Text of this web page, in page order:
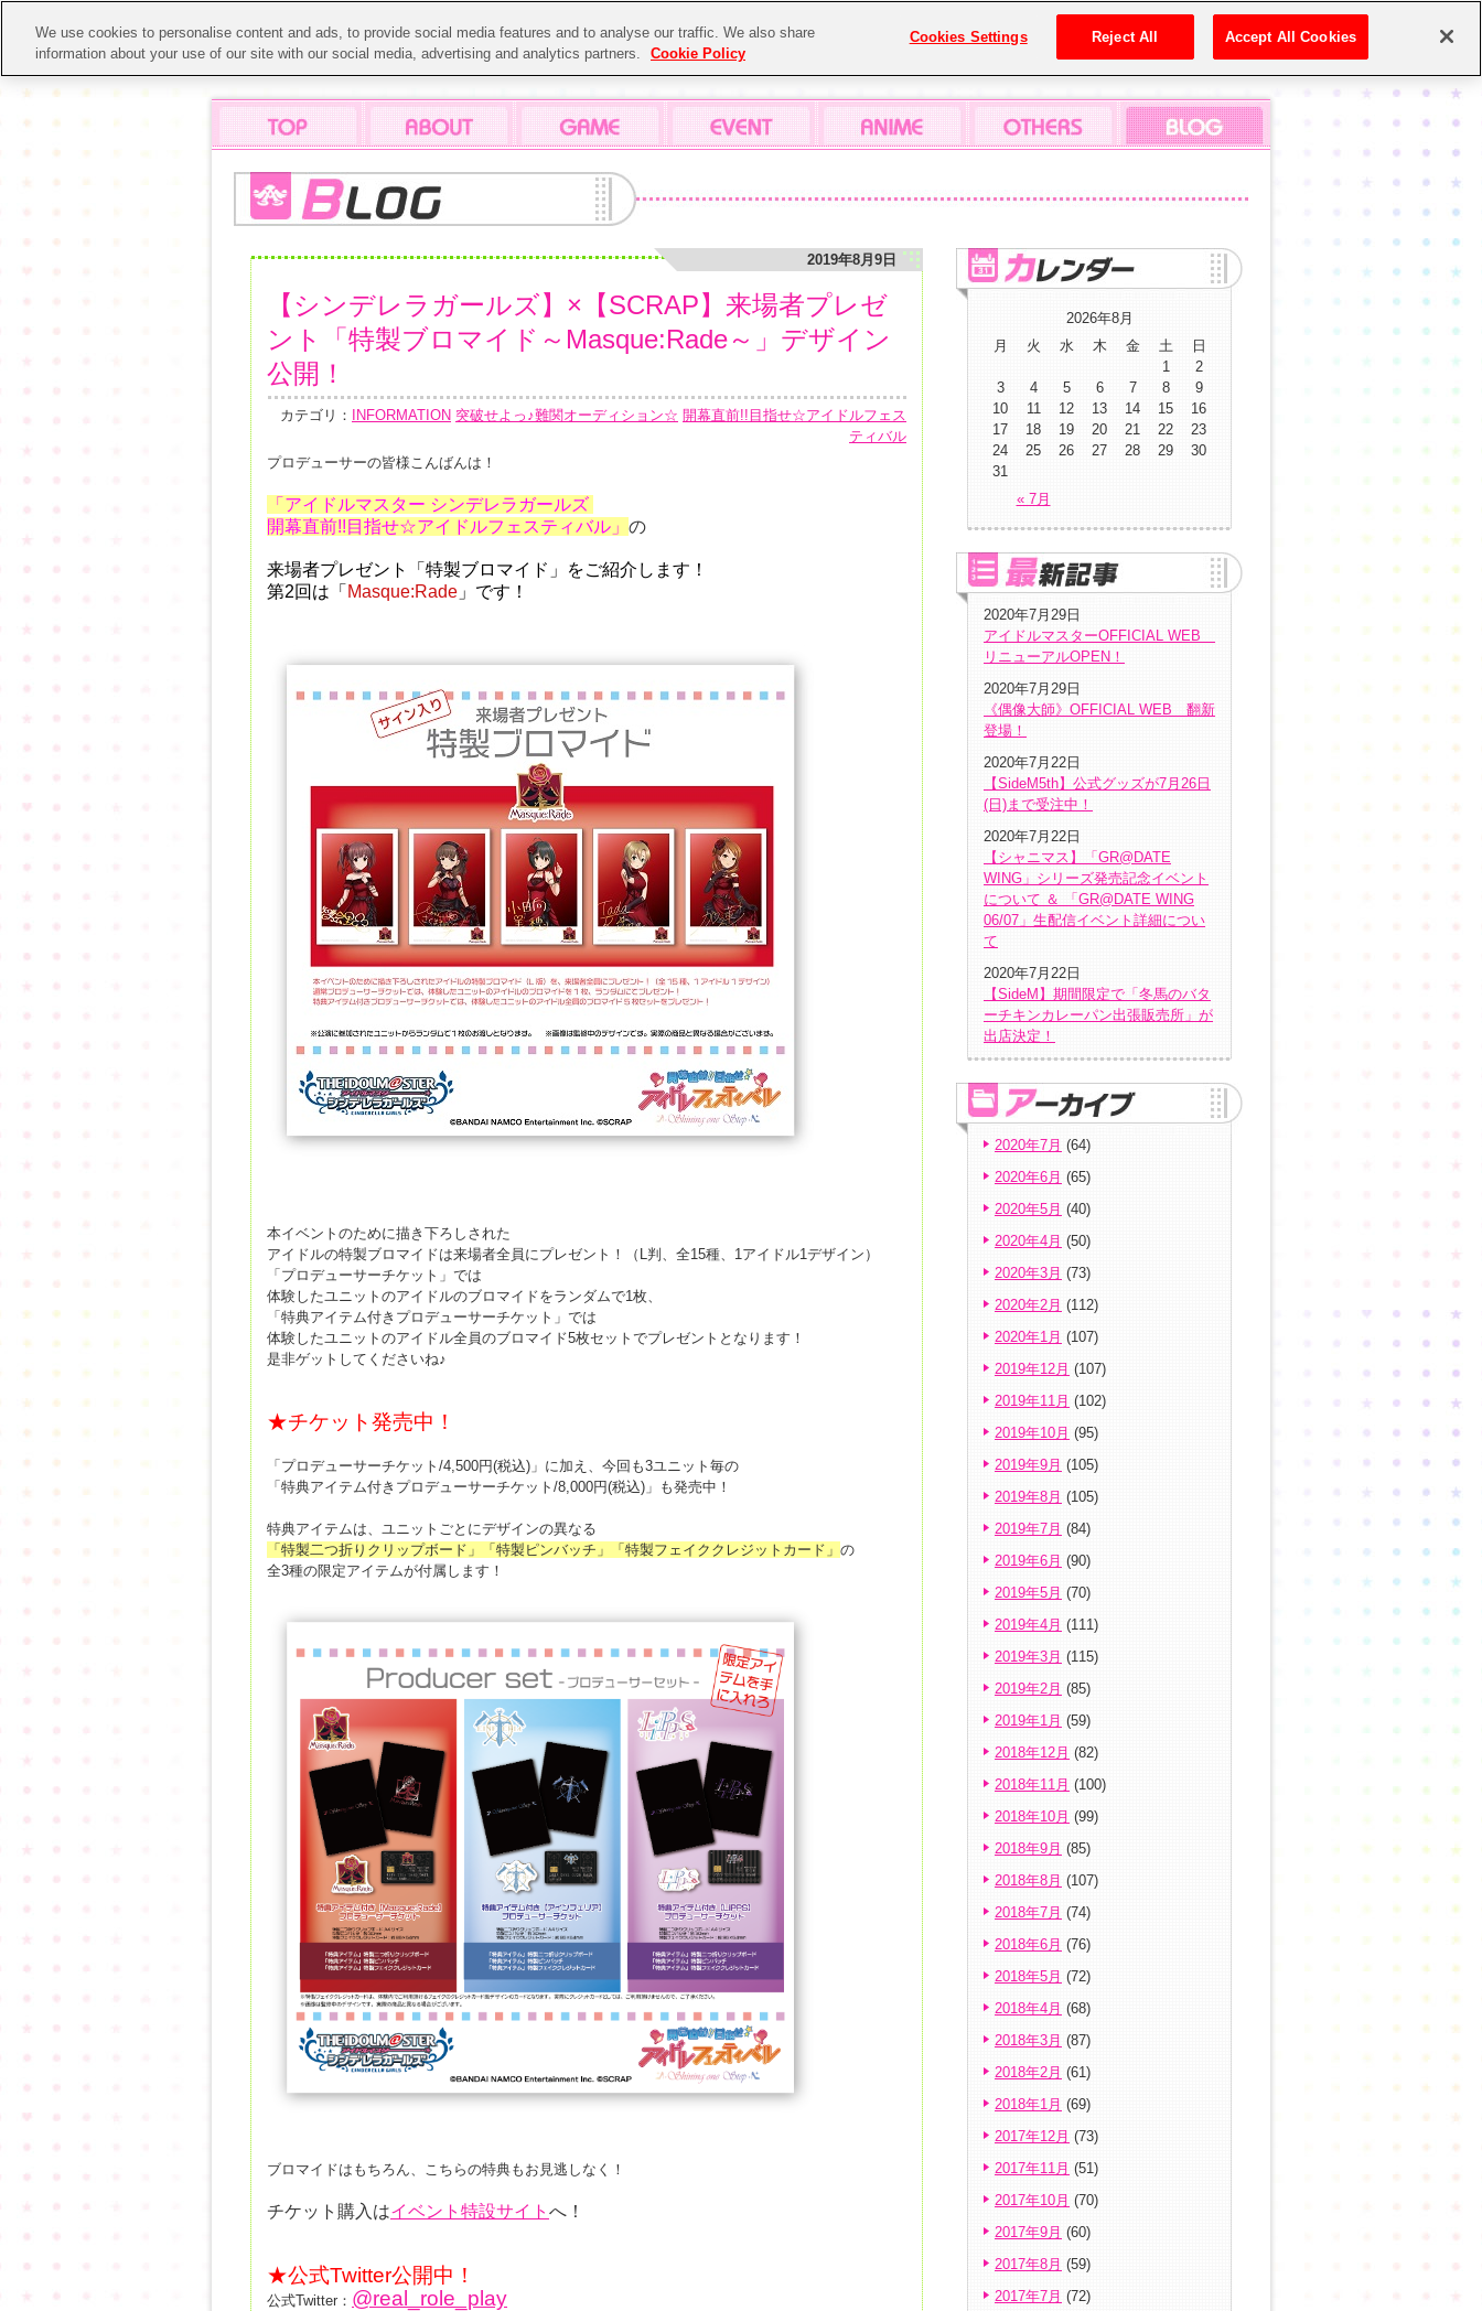
2019年8月9日
【シンデレラガールズ】×【SCRAP】来場者プレゼ
ント「特製ブロマイド～Masque:Rade～」デザイン
公開！
カテゴリ： INFORMATION 突破せよっ♪難関オーディション☆ 開幕直前!!目指せ☆アイドルフェス
ティバル
プロデューサーの皆様こんばんは！
「アイドルマスター シンデレラガールズ
開幕直前!!目指せ☆アイドルフェスティバル」 の
来場者プレゼント「特製ブロマイド」をご紹介します！
第2回は 「 Masque:Rade 」 です！
本イベントのために描き下ろしされた
アイドルの特製ブロマイドは来場者全員にプレゼント！（L判、全15種、1アイドル1デザイン）
「プロデューサーチケット」では
体験したユニットのアイドルのブロマイドをランダムで1枚、
「特典アイテム付きプロデューサーチケット」では
体験したユニットのアイドル全員のブロマイド5枚セットでプレゼントとなります！
是非ゲットしてくださいね♪
★チケット発売中！
「プロデューサーチケット/4,500円(税込)」に加え、今回も3ユニット毎の
「特典アイテム付きプロデューサーチケット/8,000円(税込)」も発売中！
特典アイテムは、ユニットごとにデザインの異なる
「特製二つ折りクリップボード」「特製ピンバッチ」「特製フェイククレジットカード」 の
全3種の限定アイテムが付属します！
ブロマイドはもちろん、こちらの特典もお見逃しなく！
チケット購入はイベント特設サイト へ！
★公式Twitter公開中！
公式Twitter： @real_role_play
2026年8月
月
火 水 木 金 土 日
« 7月
1
2
3
4 5 6 7 8
9
10
11 12 13 14 15
16
17
18 19 20 21 22
23
24
25 26 27 28 29
30
31
2020年7月29日
アイドルマスターOFFICIAL WEB
リニューアルOPEN！
2020年7月29日
《偶像大師》OFFICIAL WEB 翻新
登場！
2020年7月22日
【SideM5th】公式グッズが7月26日
(日)まで受注中！
2020年7月22日
【シャニマス】「GR@DATE
WING」シリーズ発売記念イベント
について ＆ 「GR@DATE WING
06/07」生配信イベント詳細につい
て
2020年7月22日
【SideM】期間限定で「冬馬のバタ
ーチキンカレーパン出張販売所」が
出店決定！
2020年7月 (64)
2020年6月 (65)
2020年5月 (40)
2020年4月 (50)
2020年3月 (73)
2020年2月 (112)
2020年1月 (107)
2019年12月 (107)
2019年11月 (102)
2019年10月 (95)
2019年9月 (105)
2019年8月 (105)
2019年7月 (84)
2019年6月 (90)
2019年5月 (70)
2019年4月 (111)
2019年3月 (115)
2019年2月 (85)
2019年1月 (59)
2018年12月 (82)
2018年11月 (100)
2018年10月 (99)
2018年9月 (85)
2018年8月 (107)
2018年7月 (74)
2018年6月 (76)
2018年5月 (72)
2018年4月 (68)
2018年3月 (87)
2018年2月 (61)
2018年1月 (69)
2017年12月 (73)
2017年11月 (51)
2017年10月 (70)
2017年9月 (60)
2017年8月 (59)
2017年7月 (72)
We use cookies to personalise content and ads, to provide social media features and to analyse our traffic. We also share
information about your use of our site with our social media, advertising and analytics partners.
Cookie Policy
Cookies Settings Reject All Accept All Cookies